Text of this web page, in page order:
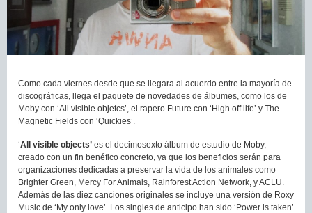
Como cada viernes desde que se llegara al acuerdo entre la mayoría de
discográficas, llega el paquete de novedades de álbumes, como los de
Moby con ‘All visible objetcs’, el rapero Future con ‘High off life’ y The
Magnetic Fields con ‘Quickies’.
‘All visible objects’ es el decimosexto álbum de estudio de Moby,
creado con un fin benéfico concreto, ya que los beneficios serán para
organizaciones dedicadas a preservar la vida de los animales como
Brighter Green, Mercy For Animals, Rainforest Action Network, y ACLU.
Además de las diez canciones originales se incluye una versión de Roxy
Music de ‘My only love’. Los singles de anticipo han sido ‘Power is taken’